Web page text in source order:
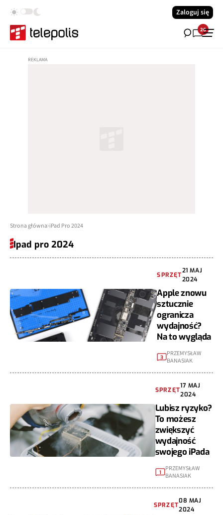
Zaloguj się
26
Strona główna iPad Pro 2024
Ipad pro 2024
SPRZĘT
21 MAJ
2024
Apple znowu
sztucznie
ogranicza
wydajność?
Na to wygląda
3
PRZEMYSŁAW
BANASIAK
SPRZĘT
17 MAJ
2024
Lubisz ryzyko?
To możesz
zwiększyć
wydajność
swojego iPada
1
PRZEMYSŁAW
BANASIAK
SPRZĘT
08 MAJ
2024